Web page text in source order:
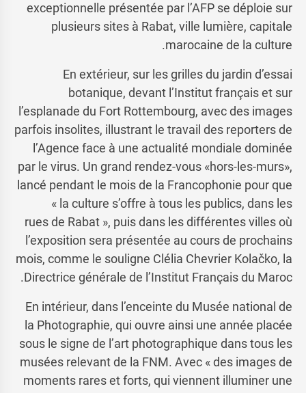
exceptionnelle présentée par l’AFP se déploie sur
plusieurs sites à Rabat, ville lumière, capitale
marocaine de la culture.
En extérieur, sur les grilles du jardin d’essai
botanique, devant l’Institut français et sur
l’esplanade du Fort Rottembourg, avec des images
parfois insolites, illustrant le travail des reporters de
l’Agence face à une actualité mondiale dominée
par le virus. Un grand rendez-vous «hors-les-murs»,
lancé pendant le mois de la Francophonie pour que
« la culture s’offre à tous les publics, dans les
rues de Rabat », puis dans les différentes villes où
l’exposition sera présentée au cours de prochains
mois, comme le souligne Clélia Chevrier Kolačko, la
Directrice générale de l’Institut Français du Maroc.
En intérieur, dans l’enceinte du Musée national de
la Photographie, qui ouvre ainsi une année placée
sous le signe de l’art photographique dans tous les
musées relevant de la FNM. Avec « des images de
moments rares et forts, qui viennent illuminer une